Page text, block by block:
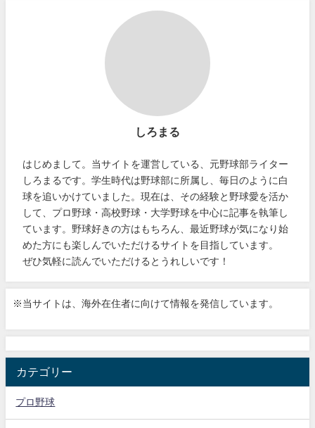
しろまる
はじめまして。当サイトを運営している、元野球部ライター
しろまるです。学生時代は野球部に所属し、毎日のように白
球を追いかけていました。現在は、その経験と野球愛を活か
して、プロ野球・高校野球・大学野球を中心に記事を執筆し
ています。野球好きの方はもちろん、最近野球が気になり始
めた方にも楽しんでいただけるサイトを目指しています。
ぜひ気軽に読んでいただけるとうれしいです！
※当サイトは、海外在住者に向けて情報を発信しています。
カテゴリー
プロ野球